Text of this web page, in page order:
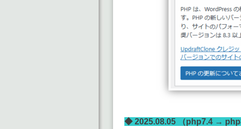
◆ 2025.08.05 （php7.4 →